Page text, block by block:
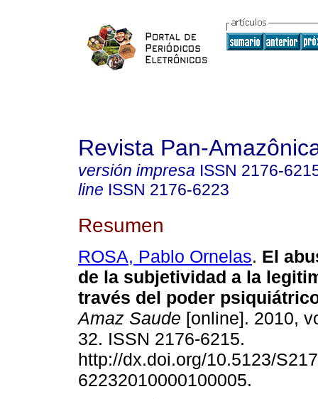
Revista Pan-
versión impresa ISSN 2176-
line ISSN 2176-6223
Resumen
ROSA, Pablo Ornelas. El
de la subjetividad a la
través del poder
Amaz Saude [online]. 2010,
32. ISSN 2176-6215.
http://dx.doi.org/10.5123/
62232010000100005.